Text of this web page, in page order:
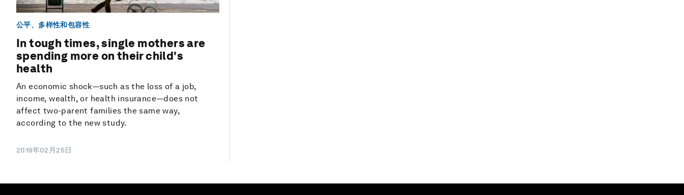
公平、多样性和包容性
In tough times, single mothers are
spending more on their child's
health
An economic shock—such as the loss of a job,
income, wealth, or health insurance—does not
affect two-parent families the same way,
according to the new study.
2019年02月25日